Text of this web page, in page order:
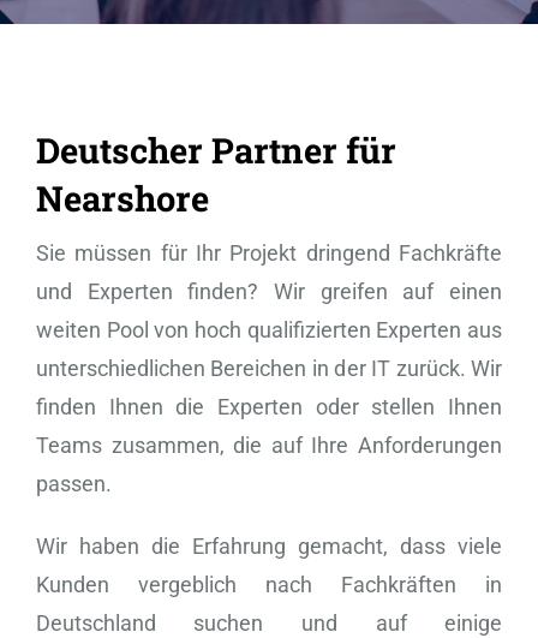
Deutscher Partner für
Nearshore
Sie müssen für Ihr Projekt dringend Fachkräfte
und Experten finden? Wir greifen auf einen
weiten Pool von hoch qualifizierten Experten aus
unterschiedlichen Bereichen in der IT zurück. Wir
finden Ihnen die Experten oder stellen Ihnen
Teams zusammen, die auf Ihre Anforderungen
passen.
Wir haben die Erfahrung gemacht, dass viele
Kunden vergeblich nach Fachkräften in
Deutschland suchen und auf einige